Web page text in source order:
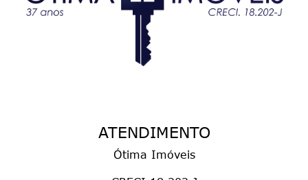
ATENDIMENTO
Ótima Imóveis